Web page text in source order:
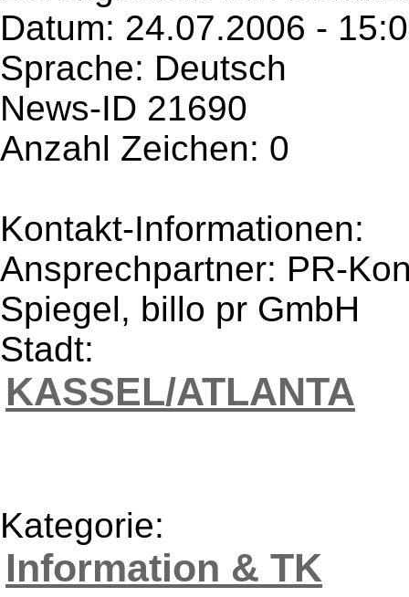
Datum: 24.07.2006 -
Sprache: Deutsch
News-ID 21690
Anzahl Zeichen: 0
Kontakt-Informationen:
Ansprechpartner: PR-
Spiegel, billo pr GmbH
Stadt:
KASSEL/ATLANTA
Kategorie:
Information & TK